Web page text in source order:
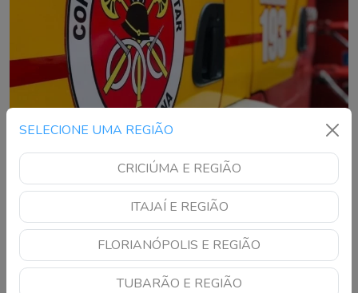
SELECIONE UMA REGIÃO
CRICIÚMA E REGIÃO
ITAJAÍ E REGIÃO
FLORIANÓPOLIS E REGIÃO
TUBARÃO E REGIÃO
Incêndio em casa mobiliza bombeiros e vítima
é resgatada em Florianópolis
Chamas atingiram uma residência no bairro Itacorubi na manhã
desta quinta-feira; estado de saúde da vítima ainda não foi
informado